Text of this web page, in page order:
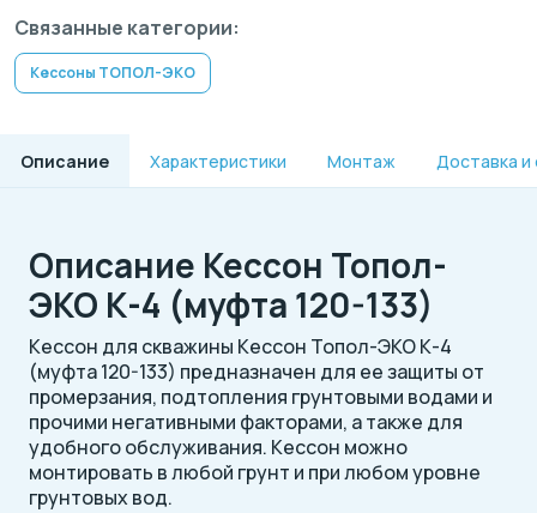
Связанные категории:
Кессоны ТОПОЛ-ЭКО
Описание Характеристики Монтаж Доставка и
Описание Кессон Топол-
ЭКО К-4 (муфта 120-133)
Кессон для скважины Кессон Топол-ЭКО К-4
(муфта 120-133) предназначен для ее защиты от
промерзания, подтопления грунтовыми водами и
прочими негативными факторами, а также для
удобного обслуживания. Кессон можно
монтировать в любой грунт и при любом уровне
грунтовых вод.